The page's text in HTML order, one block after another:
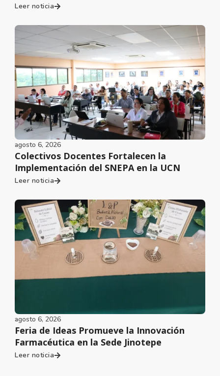
Leer noticia
agosto 6, 2026
Colectivos Docentes Fortalecen la
Implementación del SNEPA en la UCN
Leer noticia
agosto 6, 2026
Feria de Ideas Promueve la Innovación
Farmacéutica en la Sede Jinotepe
Leer noticia